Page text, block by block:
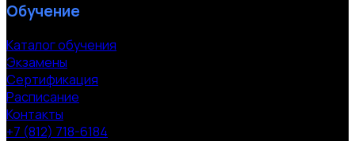
Обучение
Каталог обучения
Экзамены
Сертификация
Расписание
Контакты
+7 (812) 718-6184